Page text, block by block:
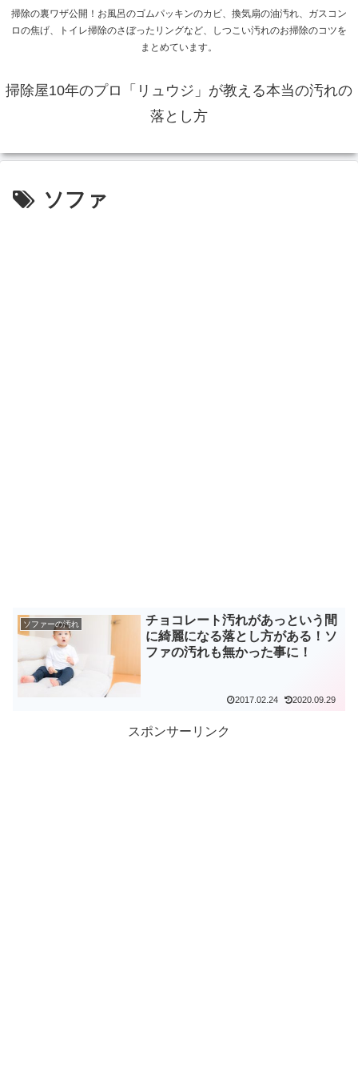
掃除の裏ワザ公開！お風呂のゴムパッキンのカビ、換気扇の油汚れ、ガスコン
ロの焦げ、トイレ掃除のさぼったリングなど、しつこい汚れのお掃除のコツを
まとめています。
掃除屋10年のプロ「リュウジ」が教える本当の汚れの
落とし方
ソファ
ソファーの汚れ
チョコレート汚れがあっという間
に綺麗になる落とし方がある！ソ
ファの汚れも無かった事に！
2017.02.24 2020.09.29
スポンサーリンク